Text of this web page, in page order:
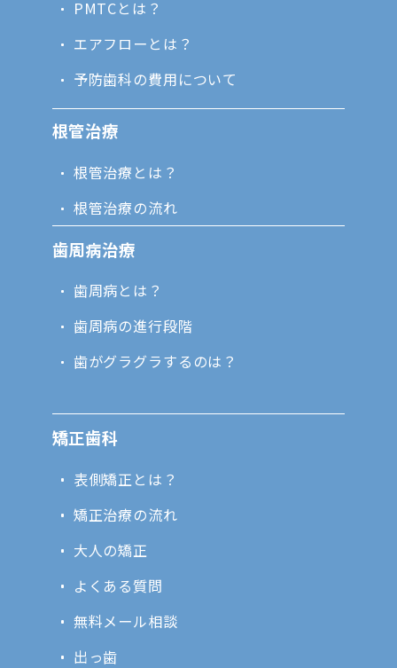
PMTCとは？
エアフローとは？
予防歯科の費用について
根管治療
根管治療とは？
根管治療の流れ
歯周病治療
歯周病とは？
歯周病の進行段階
歯がグラグラするのは？
矯正歯科
表側矯正とは？
矯正治療の流れ
大人の矯正
よくある質問
無料メール相談
出っ歯